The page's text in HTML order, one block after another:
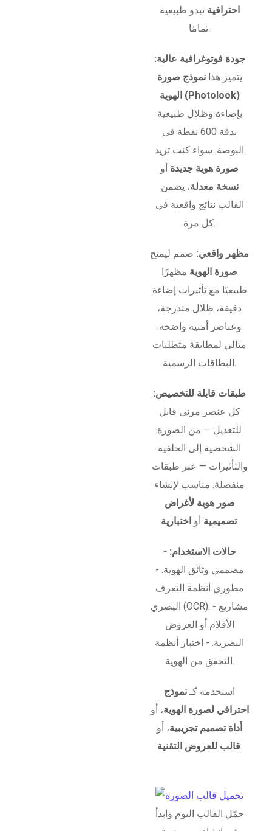
احترافية تبدو طبيعية
تمامًا.
جودة فوتوغرافية عالية:
يتميز هذانموذج صورة
الهوية (Photolook)
بإضاءة وظلال طبيعية
بدقة 600 نقطة في
البوصة. سواء كنت تريد
صورة هوية جديدة أو
نسخة معدلة، يضمن
القالب نتائج واقعية في
كل مرة.
مظهر واقعي: صمم ليمنح
صورة الهوية مظهرًا
طبيعيًا مع تأثيرات إضاءة
دقيقة، ظلال متدرجة،
وعناصر أمنية واضحة.
مثالي لمطابقة متطلبات
البطاقات الرسمية.
طبقات قابلة للتخصيص:
كل عنصر مرئي قابل
للتعديل — من الصورة
الشخصية إلى الخلفية
والتأثيرات — عبر طبقات
منفصلة. مناسب لإنشاء
صور هوية لأغراض
تصميمية أو اختبارية .
حالات الاستخدام: -
مصممي وثائق الهوية. -
مطوري أنظمة التعرف
البصري (OCR). - مشاريع
الأفلام أو العروض
البصرية. - اختبار أنظمة
التحقق من الهوية.
استخدمه كـنموذج
احترافي لصورة الهوية، أو
أداة تصميم تجريبية، أو
قالب للعروض التقنية.
حمّل القالب اليوم وابدأ